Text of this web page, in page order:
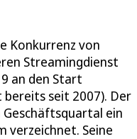
Konkurrenz von
Streamingdienst
an den Start
seit 2007). Der
ein
verzeichnet. Seine